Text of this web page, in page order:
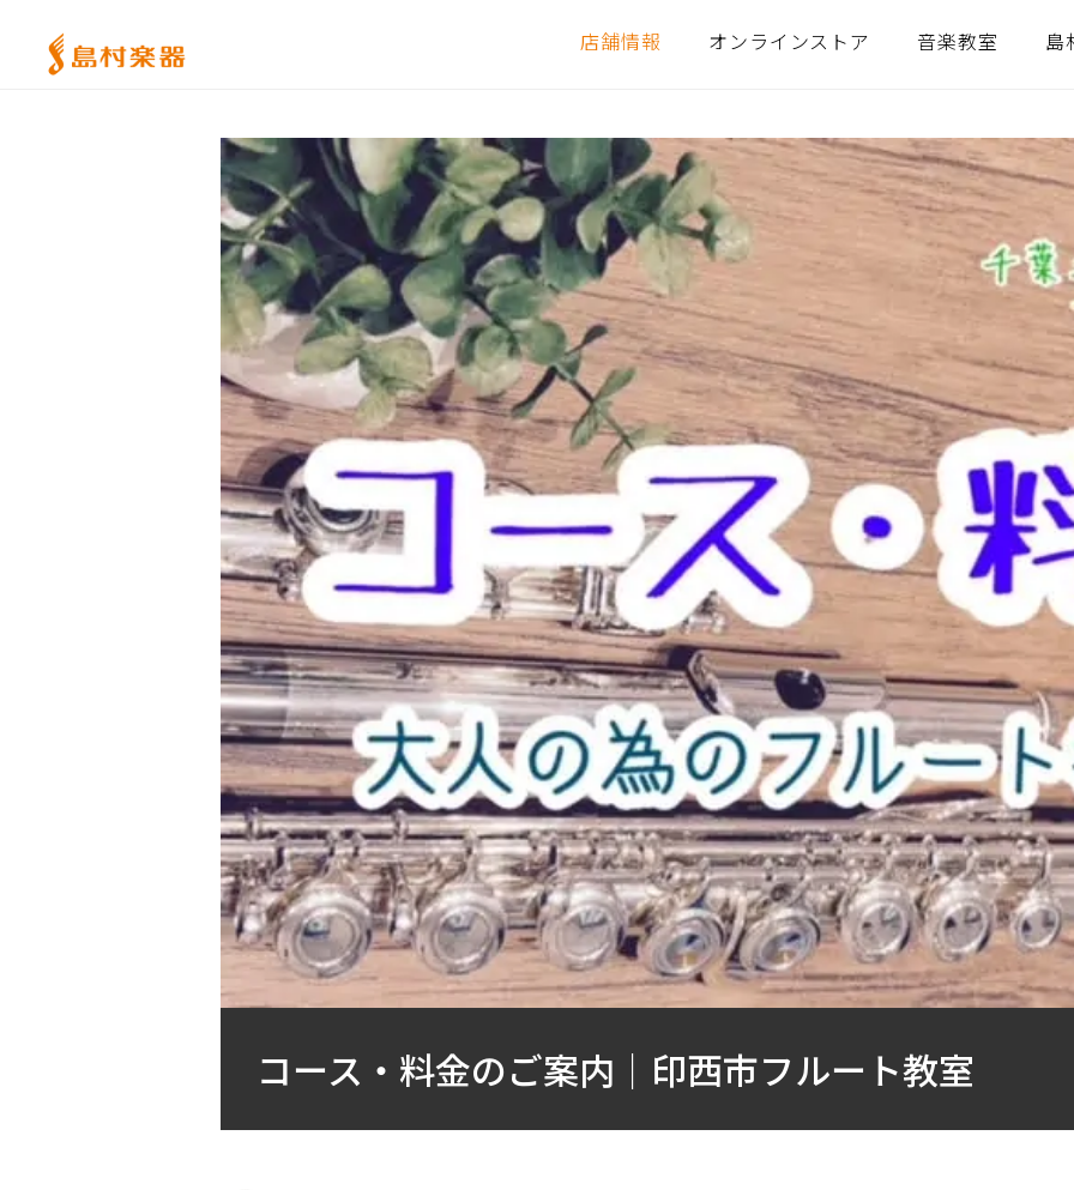
店舗情報 オンラインストア 音楽教室 島
コース・料金のご案内｜印西市フルート教室